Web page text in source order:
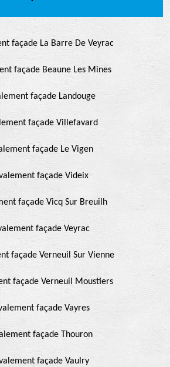
façade La Barre De Veyrac
façade Beaune Les Mines
façade Landouge
façade Villefavard
façade Le Vigen
façade Videix
façade Vicq Sur Breuilh
façade Veyrac
façade Verneuil Sur Vienne
façade Verneuil Moustiers
façade Vayres
façade Thouron
façade Vaulry